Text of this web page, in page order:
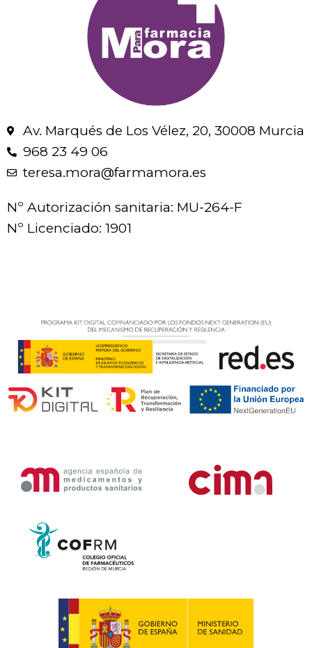
Av. Marqués de Los Vélez, 20, 30008 Murcia
968 23 49 06
teresa.mora@farmamora.es
Nº Autorización sanitaria: MU-264-F
Nº Licenciado: 1901